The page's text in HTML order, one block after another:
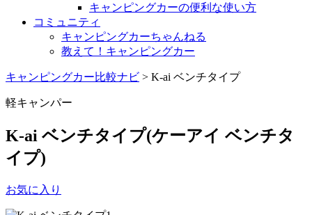
キャンピングカーの便利な使い方
コミュニティ
キャンピングカーちゃんねる
教えて！キャンピングカー
キャンピングカー比較ナビ > K-ai ベンチタイプ
軽キャンパー
K-ai ベンチタイプ(ケーアイ ベンチタ
イプ)
お気に入り